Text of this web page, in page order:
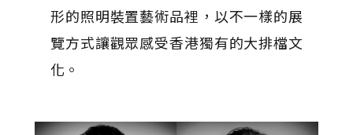
形的照明裝置藝術品裡，以不一樣的展
覽方式讓觀眾感受香港獨有的大排檔文
化。